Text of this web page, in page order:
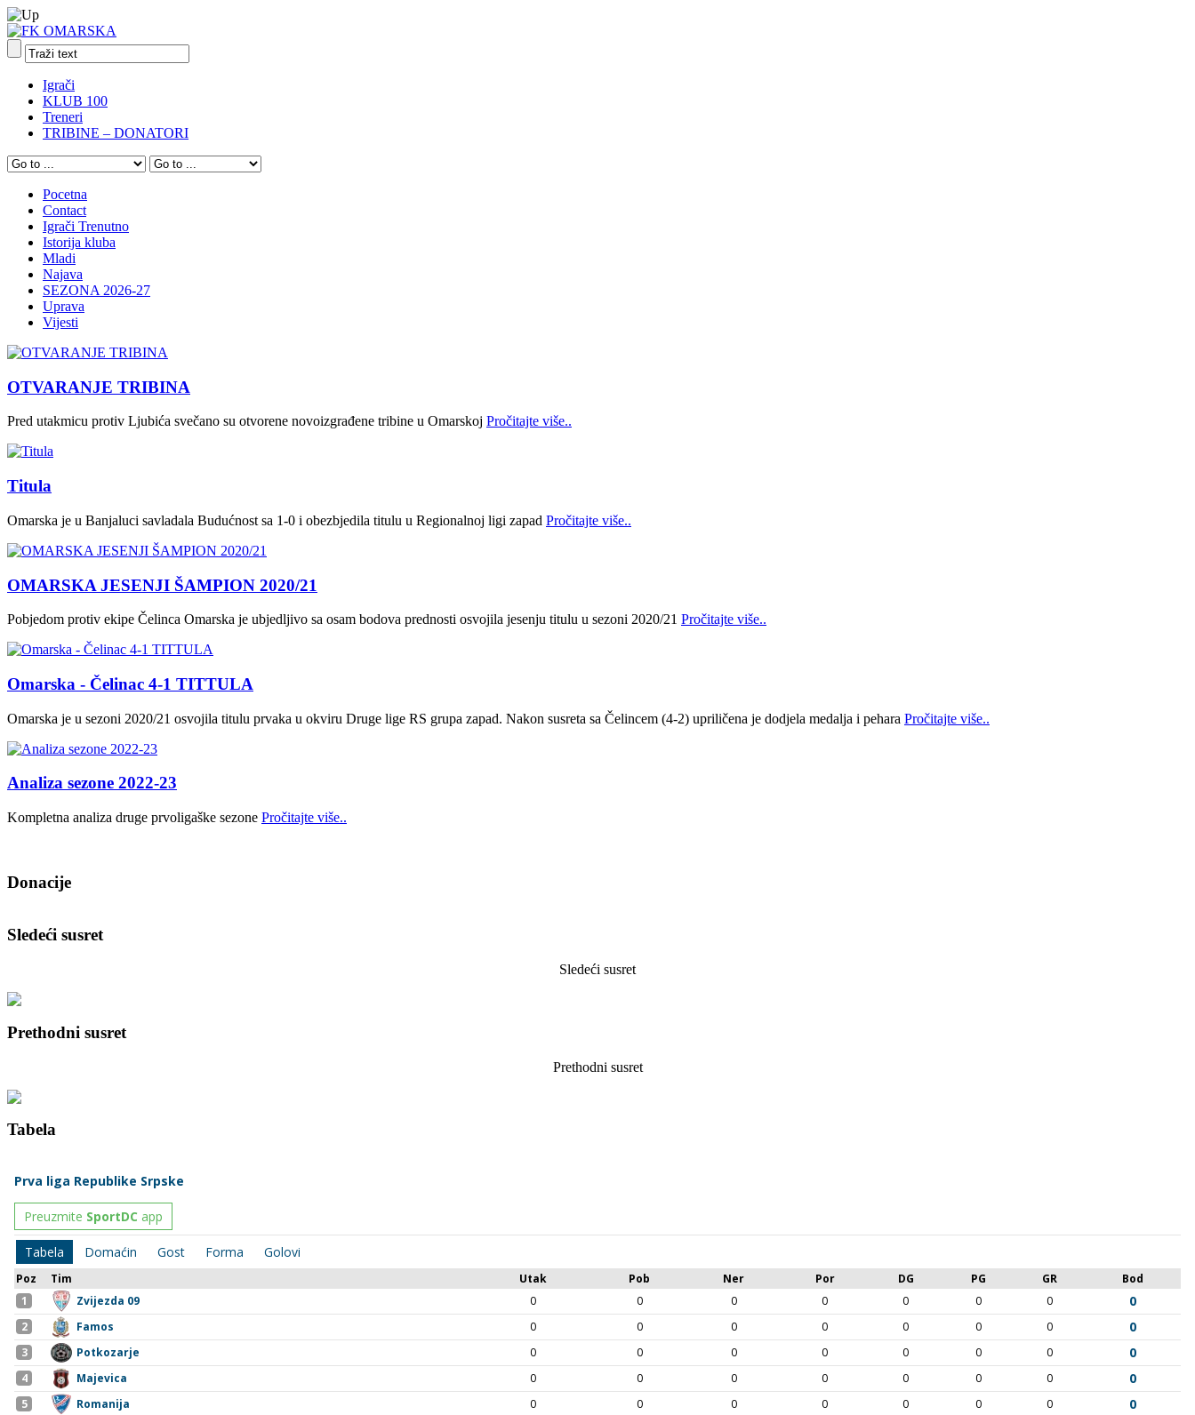
Igrači
KLUB 100
Treneri
TRIBINE – DONATORI
Pocetna
Contact
Igrači Trenutno
Istorija kluba
Mladi
Najava
SEZONA 2026-27
Uprava
Vijesti
OTVARANJE TRIBINA
Pred utakmicu protiv Ljubića svečano su otvorene novoizgrađene tribine u Omarskoj Pročitajte više..
Titula
Omarska je u Banjaluci savladala Budućnost sa 1-0 i obezbjedila titulu u Regionalnoj ligi zapad Pročitajte više..
OMARSKA JESENJI ŠAMPION 2020/21
Pobjedom protiv ekipe Čelinca Omarska je ubjedljivo sa osam bodova prednosti osvojila jesenju titulu u sezoni 2020/21 Pročitajte više..
Omarska - Čelinac 4-1 TITTULA
Omarska je u sezoni 2020/21 osvojila titulu prvaka u okviru Druge lige RS grupa zapad. Nakon susreta sa Čelincem (4-2) upriličena je dodjela medalja i pehara Pročitajte više..
Analiza sezone 2022-23
Kompletna analiza druge prvoligaške sezone Pročitajte više..
Donacije
Sledeći susret
Sledeći susret
Prethodni susret
Prethodni susret
Tabela